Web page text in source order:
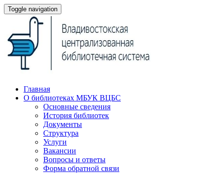
Toggle navigation
Главная
О библиотеках МБУК ВЦБС
Основные сведения
История библиотек
Документы
Структура
Услуги
Вакансии
Вопросы и ответы
Форма обратной связи